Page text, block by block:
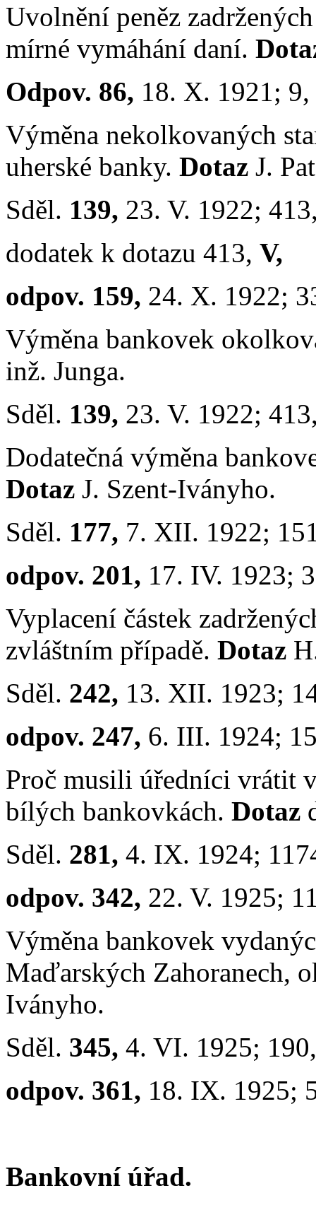
Uvolnění peněz
mírné vymáhání daní.
Odpov. 86, 18. X. 1921; 9,
Výměna nekolkovaných
uherské banky. Dotaz J.
Sděl. 139, 23. V. 1922;
dodatek k dotazu 413, V,
odpov. 159, 24. X. 1922;
Výměna bankovek
inž. Junga.
Sděl. 139, 23. V. 1922;
Dodatečná výměna
Dotaz J. Szent-Iványho.
Sděl. 177, 7. XII. 1922;
odpov. 201, 17. IV. 1923;
Vyplacení částek
zvláštním případě. Dotaz
Sděl. 242, 13. XII. 1923;
odpov. 247, 6. III. 1924;
Proč musili úředníci vrátit
bílých bankovkách. Dotaz
Sděl. 281, 4. IX. 1924;
odpov. 342, 22. V. 1925;
Výměna bankovek
Maďarských Zahoranech,
Iványho.
Sděl. 345, 4. VI. 1925;
odpov. 361, 18. IX. 1925;
Bankovní úřad.